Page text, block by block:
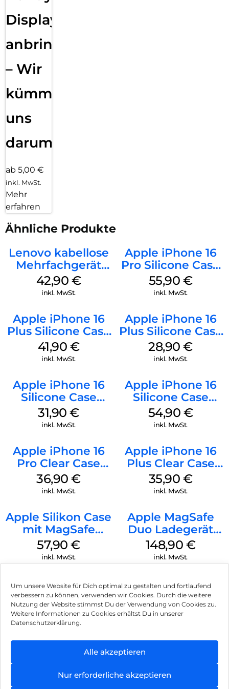
Um unsere Website für Dich optimal zu gestalten und fortlaufend
verbessern zu können, verwenden wir Cookies. Durch die weitere
Nutzung der Website stimmst Du der Verwendung von Cookies zu.
Weitere Informationen zu Cookies erhältst Du in unserer
Datenschutzerklärung.
Alle akzeptieren
Nur erforderliche akzeptieren
Displayfolie
anbringen
– Wir
kümmern
uns
darum!
ab 5,00 €
inkl. MwSt.
Mehr
erfahren
Ähnliche Produkte
Lenovo kabellose
Mehrfachgerät
Luna Grey
42,90 €
inkl. MwSt.
Apple iPhone 16
Pro Silicone Case
MagSafe Stone
Gray
55,90 €
inkl. MwSt.
Apple iPhone 16
Plus Silicone Case
MagSafe Stone
Gray
41,90 €
inkl. MwSt.
Apple iPhone 16
Plus Silicone Case
MagSafe Black
28,90€
inkl. MwSt.
Apple iPhone 16
Silicone Case
MagSafe Fuchsia
31,90€
inkl. MwSt.
Apple iPhone 16
Silicone Case
MagSafe Black
54,90 €
inkl. MwSt.
Apple iPhone 16
Pro Clear Case
MagSafe
Transparent
36,90€
inkl. MwSt.
Apple iPhone 16
Plus Clear Case
MagSafe
Transparent
35,90 €
inkl. MwSt.
Apple Silikon Case
mit MagSafe
iPhone 14 Pro
(PRODUCT)RED
57,90€
inkl. MwSt.
Apple MagSafe
Duo Ladegerät
Weiß
148,90 €
inkl. MwSt.
Impressum
Können wir Dir behilflich sein?